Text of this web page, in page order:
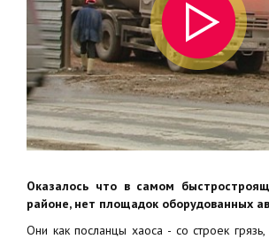
Оказалось что в самом
районе, нет площадок оборудованных
Они как посланцы хаоса - со строек грязь,